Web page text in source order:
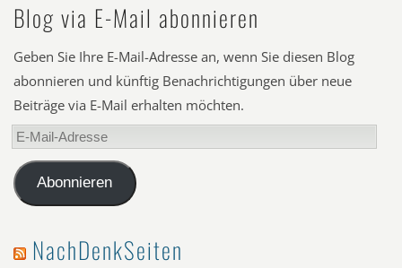
Blog via E-Mail abonnieren
Geben Sie Ihre E-Mail-Adresse an, wenn Sie diesen Blog
abonnieren und künftig Benachrichtigungen über neue
Beiträge via E-Mail erhalten möchten.
E-
Mail-
AdresseAbonnieren
NachDenkSeiten